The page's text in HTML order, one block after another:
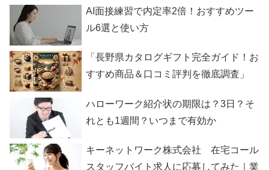
AI面接練習で内定率2倍！おすすめツー
ル6選と使い方
「長野県カタログギフト完全ガイド！お
すすめ商品＆口コミ評判を徹底調査」
ハローワーク紹介状の期限は？3日？そ
れとも1週間？いつまで有効か
キーネットワーク株式会社 在宅コール
スタッフバイト求人に応募してみた｜業